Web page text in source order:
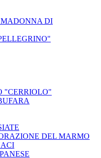
DI
"CERRIOLO"
DEL MARMO